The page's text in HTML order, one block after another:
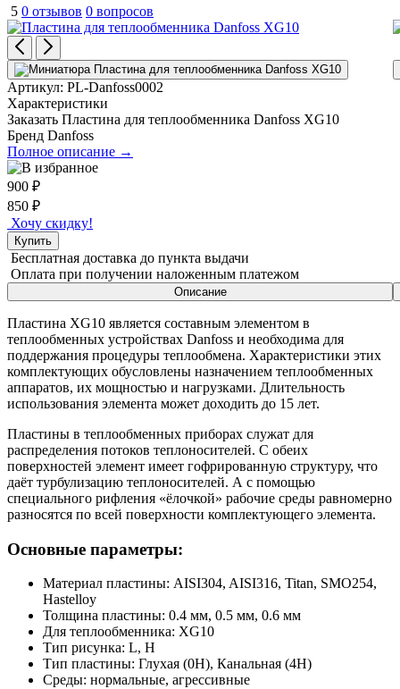
5 0 отзывов 0 вопросов
Артикул: PL-Danfoss0002
Характеристики
Заказать Пластина для теплообменника Danfoss XG10
Бренд Danfoss
Полное описание →
900 ₽
850 ₽
Хочу скидку!
Купить
Бесплатная доставка до пункта выдачи
Оплата при получении наложенным платежом
Описание
Пластина XG10 является составным элементом в
теплообменных устройствах Danfoss и необходима для
поддержания процедуры теплообмена. Характеристики этих
комплектующих обусловлены назначением теплообменных
аппаратов, их мощностью и нагрузками. Длительность
использования элемента может доходить до 15 лет.
Пластины в теплообменных приборах служат для
распределения потоков теплоносителей. С обеих
поверхностей элемент имеет гофрированную структуру, что
даёт турбулизацию теплоносителей. А с помощью
специального рифления «ёлочкой» рабочие среды равномерно
разносятся по всей поверхности комплектующего элемента.
Основные параметры:
Материал пластины: AISI304, AISI316, Titan, SMO254,
Hastelloy
Толщина пластины: 0.4 мм, 0.5 мм, 0.6 мм
Для теплообменника: XG10
Тип рисунка: L, H
Тип пластины: Глухая (0H), Канальная (4H)
Среды: нормальные, агрессивные